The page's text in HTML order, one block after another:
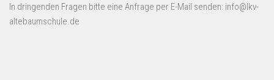
In dringenden Fragen bitte eine Anfrage per E-Mail senden: info@lkv-
altebaumschule.de